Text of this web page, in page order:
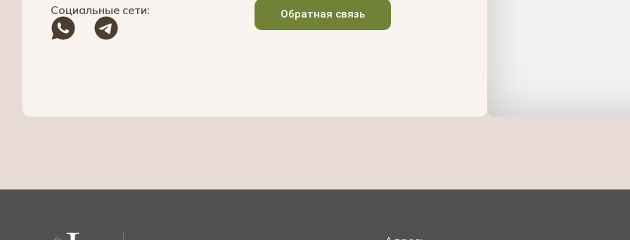
Социальные сети:
Обратная связь